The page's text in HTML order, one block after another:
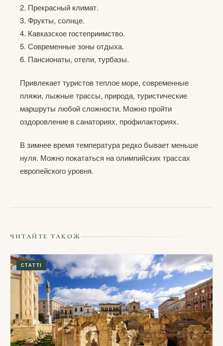
2. Прекрасный климат.
3. Фрукты, солнце.
4. Кавказское гостеприимство.
5. Современные зоны отдыха.
6. Пансионаты, отели, турбазы.
Привлекает туристов теплое море, современные
пляжи, лыжные трассы, природа, туристические
маршруты любой сложности. Можно пройти
оздоровление в санаториях, профилакториях.
В зимнее время температура редко бывает меньше
нуля. Можно покататься на олимпийских трассах
европейского уровня.
ЧИТАЙТЕ ТАКОЖ
СТАТТІ